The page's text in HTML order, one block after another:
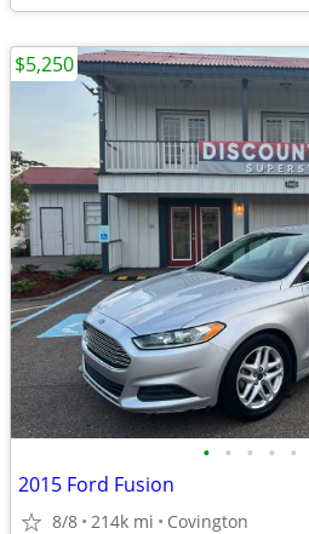
• • • • •
2015 Ford Fusion
8/8 214k mi Covington
$5,250